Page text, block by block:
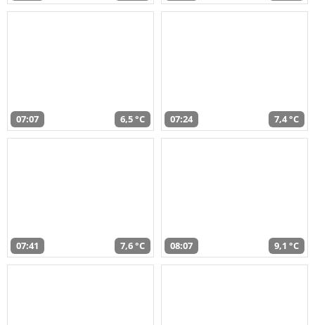
07:07 6,5 °C 07:24 7,4 °C
07:41 7,6 °C 08:07 9,1 °C